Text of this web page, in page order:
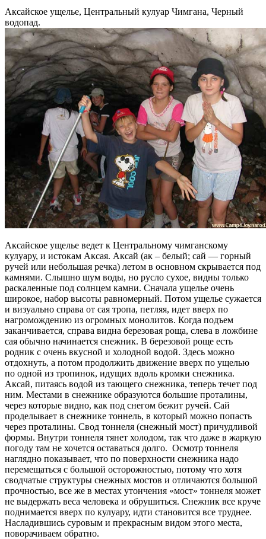
Аксайское ущелье, Центральный кулуар Чимгана, Черный
водопад.
Аксайское ущелье ведет к Центральному чимганскому
кулуару, и истокам Аксая. Аксай (ак – белый; сай — горный
ручей или небольшая речка) летом в основном скрывается под
камнями. Слышно шум воды, но русло сухое, видны только
раскаленные под солнцем камни. Сначала ущелье очень
широкое, набор высоты равномерный. Потом ущелье сужается
и визуально справа от сая тропа, петляя, идет вверх по
нагромождению из огромных монолитов. Когда подъем
заканчивается, справа видна березовая роща, слева в ложбине
сая обычно начинается снежник. В березовой роще есть
родник с очень вкусной и холодной водой. Здесь можно
отдохнуть, а потом продолжить движение вверх по ущелью
по одной из тропинок, идущих вдоль кромки снежника.
Аксай, питаясь водой из тающего снежника, теперь течет под
ним. Местами в снежнике образуются большие проталины,
через которые видно, как под снегом бежит ручей. Сай
проделывает в снежнике тоннель, в который можно попасть
через проталины. Свод тоннеля (снежный мост) причудливой
формы. Внутри тоннеля тянет холодом, так что даже в жаркую
погоду там не хочется оставаться долго. Осмотр тоннеля
наглядно показывает, что по поверхности снежника надо
перемещаться с большой осторожностью, потому что хотя
сводчатые структуры снежных мостов и отличаются большой
прочностью, все же в местах утончения «мост» тоннеля может
не выдержать веса человека и обрушиться. Снежник все круче
поднимается вверх по кулуару, идти становится все труднее.
Насладившись суровым и прекрасным видом этого места,
поворачиваем обратно.